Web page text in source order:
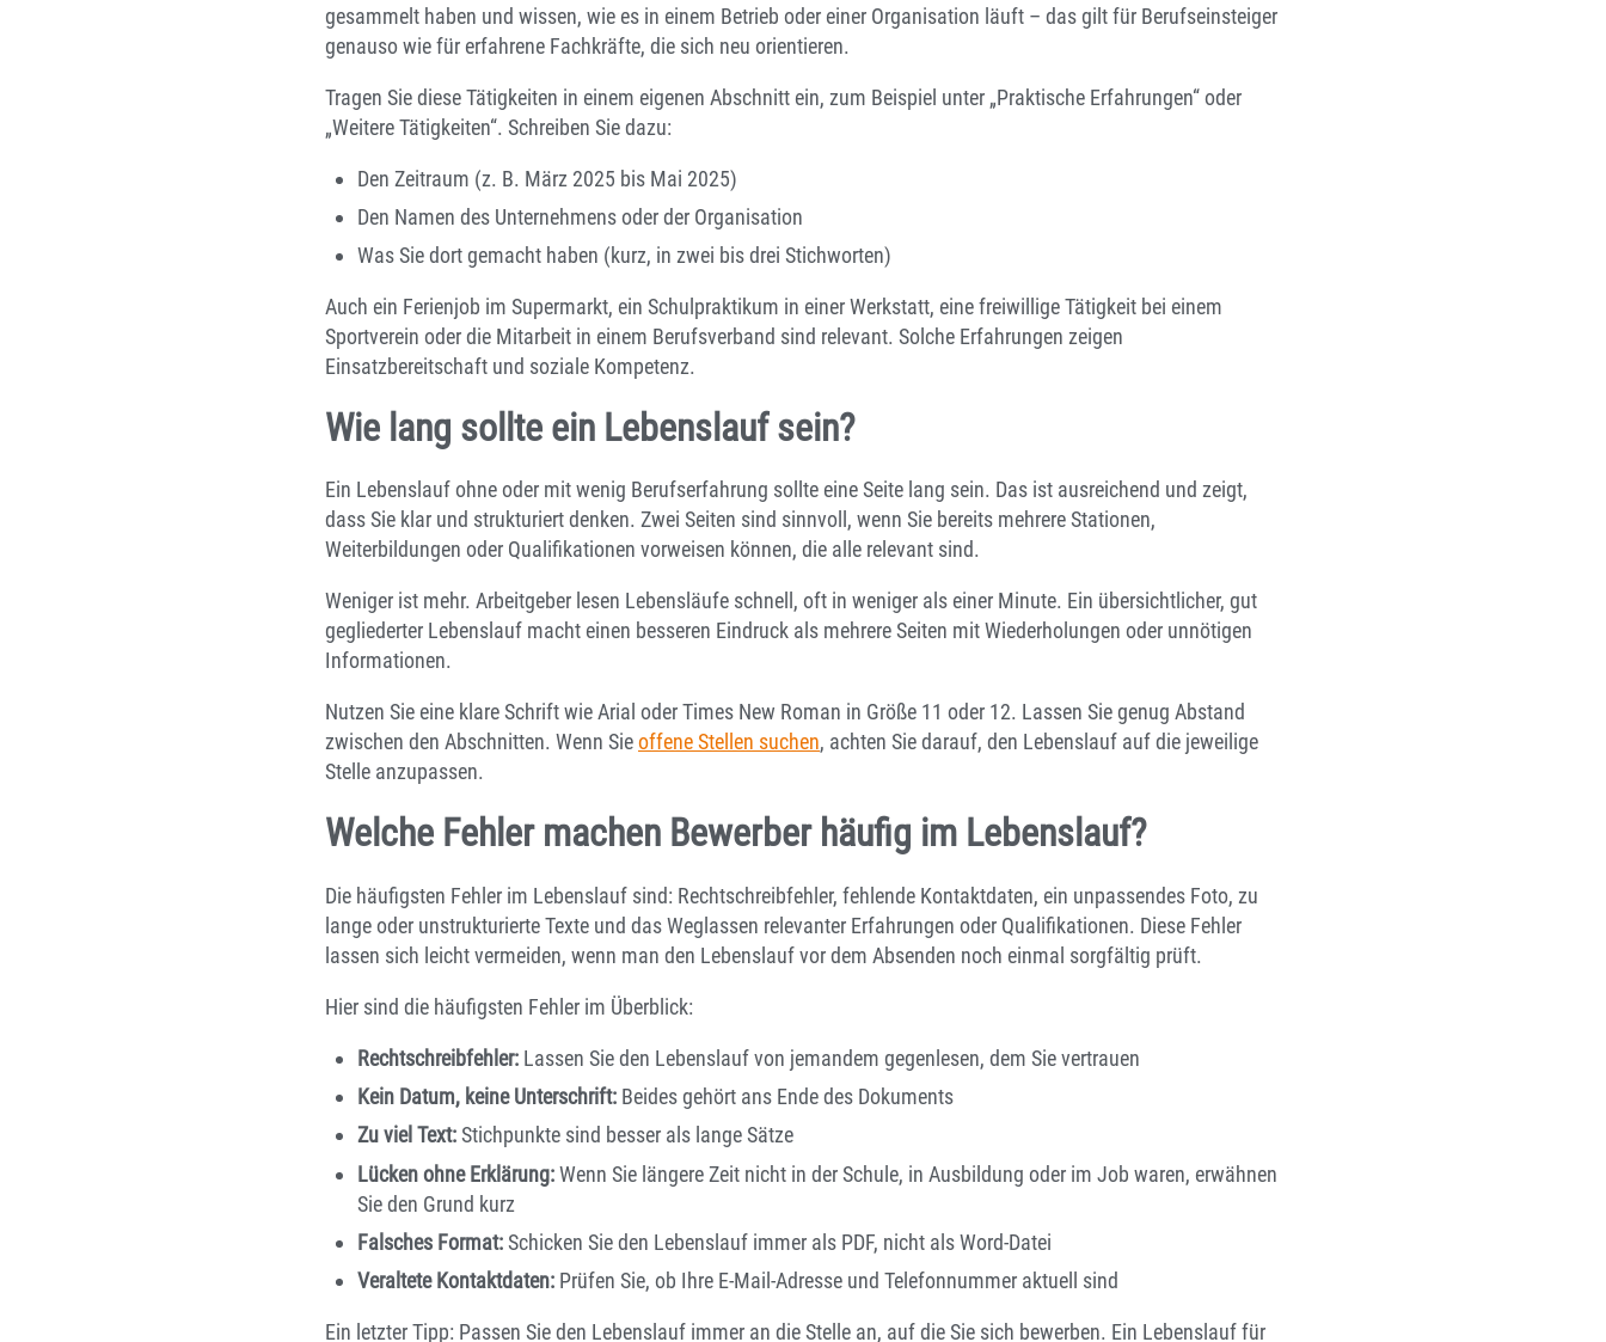
gesammelt haben und wissen, wie es in einem Betrieb oder einer Organisation läuft – das gilt für Berufseinsteiger
genauso wie für erfahrene Fachkräfte, die sich neu orientieren.
Tragen Sie diese Tätigkeiten in einem eigenen Abschnitt ein, zum Beispiel unter „Praktische Erfahrungen“ oder
„Weitere Tätigkeiten“. Schreiben Sie dazu:
Den Zeitraum (z. B. März 2025 bis Mai 2025)
Den Namen des Unternehmens oder der Organisation
Was Sie dort gemacht haben (kurz, in zwei bis drei Stichworten)
Auch ein Ferienjob im Supermarkt, ein Schulpraktikum in einer Werkstatt, eine freiwillige Tätigkeit bei einem
Sportverein oder die Mitarbeit in einem Berufsverband sind relevant. Solche Erfahrungen zeigen
Einsatzbereitschaft und soziale Kompetenz.
Wie lang sollte ein Lebenslauf sein?
Ein Lebenslauf ohne oder mit wenig Berufserfahrung sollte eine Seite lang sein. Das ist ausreichend und zeigt,
dass Sie klar und strukturiert denken. Zwei Seiten sind sinnvoll, wenn Sie bereits mehrere Stationen,
Weiterbildungen oder Qualifikationen vorweisen können, die alle relevant sind.
Weniger ist mehr. Arbeitgeber lesen Lebensläufe schnell, oft in weniger als einer Minute. Ein übersichtlicher, gut
gegliederter Lebenslauf macht einen besseren Eindruck als mehrere Seiten mit Wiederholungen oder unnötigen
Informationen.
Nutzen Sie eine klare Schrift wie Arial oder Times New Roman in Größe 11 oder 12. Lassen Sie genug Abstand
zwischen den Abschnitten. Wenn Sieoffene Stellen suchen, achten Sie darauf, den Lebenslauf auf die jeweilige
Stelle anzupassen.
Welche Fehler machen Bewerber häufig im Lebenslauf?
Die häufigsten Fehler im Lebenslauf sind: Rechtschreibfehler, fehlende Kontaktdaten, ein unpassendes Foto, zu
lange oder unstrukturierte Texte und das Weglassen relevanter Erfahrungen oder Qualifikationen. Diese Fehler
lassen sich leicht vermeiden, wenn man den Lebenslauf vor dem Absenden noch einmal sorgfältig prüft.
Hier sind die häufigsten Fehler im Überblick:
Rechtschreibfehler: Lassen Sie den Lebenslauf von jemandem gegenlesen, dem Sie vertrauen
Kein Datum, keine Unterschrift: Beides gehört ans Ende des Dokuments
Zu viel Text:Stichpunkte sind besser als lange Sätze
Lücken ohne Erklärung:Wenn Sie längere Zeit nicht in der Schule, in Ausbildung oder im Job waren, erwähnen
Sie den Grund kurz
Falsches Format:Schicken Sie den Lebenslauf immer als PDF, nicht als Word-Datei
Veraltete Kontaktdaten: Prüfen Sie, ob Ihre E-Mail-Adresse und Telefonnummer aktuell sind
Ein letzter Tipp: Passen Sie den Lebenslauf immer an die Stelle an, auf die Sie sich bewerben. Ein Lebenslauf für